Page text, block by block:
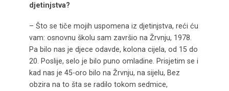
djetinjstva?
– Što se tiče mojih uspomena iz djetinjstva, reći ću
vam: osnovnu školu sam završio na Žrvnju, 1978.
Pa bilo nas je djece odavde, kolona cijela, od 15 do
20. Poslije, selo je bilo puno omladine. Prisjetim se i
kad nas je 45-oro bilo na Žrvnju, na sijelu, Bez
obzira na to šta se radilo tokom sedmice,